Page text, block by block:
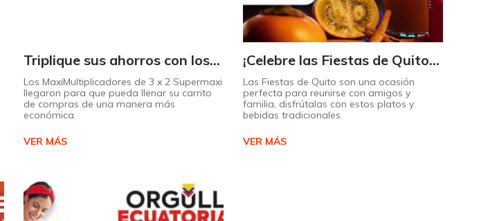
Triplique sus ahorros con los Maximultiplicadores de Supermaxi
Los MaxiMultiplicadores de 3 x 2 Supermaxi
llegaron para que pueda llenar su carrito
de compras de una manera más
económica.
VER MÁS
¡Celebre las Fiestas de Quito con estos sabores típicos!
Las Fiestas de Quito son una ocasión
perfecta para reunirse con amigos y
familia, disfrútalas con estos platos y
bebidas tradicionales.
VER MÁS